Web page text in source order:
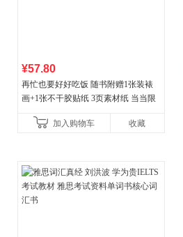
¥57.80
再忙也要好好吃饭 随书附赠1张装裱
画+1张不干胶贴纸 3页素材纸 当当限
加入购物车
收藏